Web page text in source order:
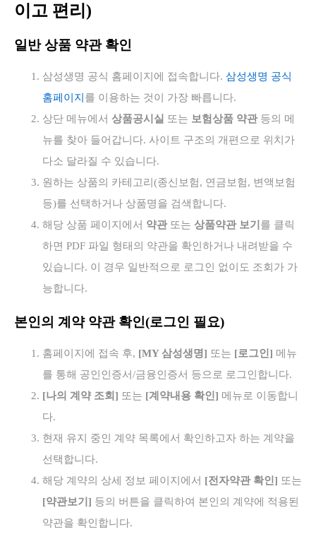
이고 편리)
일반 상품 약관 확인
삼성생명 공식 홈페이지에 접속합니다. 삼성생명 공식
홈페이지 를 이용하는 것이 가장 빠릅니다.
상단 메뉴에서 상품공시실 또는 보험상품 약관등의 메
뉴를 찾아 들어갑니다. 사이트 구조의 개편으로 위치가
다소 달라질 수 있습니다.
원하는 상품의 카테고리(종신보험, 연금보험, 변액보험
등)를 선택하거나 상품명을 검색합니다.
해당 상품 페이지에서 약관또는 상품약관 보기 를 클릭
하면 PDF 파일 형태의 약관을 확인하거나 내려받을 수
있습니다. 이 경우 일반적으로 로그인 없이도 조회가 가
능합니다.
본인의 계약 약관 확인(로그인 필요)
홈페이지에 접속 후, [MY 삼성생명] 또는 [로그인] 메뉴
를 통해 공인인증서/금융인증서 등으로 로그인합니다.
[나의 계약 조회] 또는 [계약내용 확인] 메뉴로 이동합니
다.
현재 유지 중인 계약 목록에서 확인하고자 하는 계약을
선택합니다.
해당 계약의 상세 정보 페이지에서 [전자약관 확인] 또는
[약관보기] 등의 버튼을 클릭하여 본인의 계약에 적용된
약관을 확인합니다.